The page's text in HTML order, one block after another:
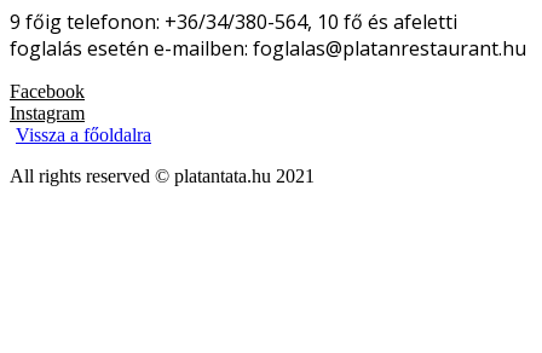
9 főig telefonon: +36/34/380-564, 10 fő és afeletti
foglalás esetén e-mailben: foglalas@platanrestaurant.hu
Facebook
Instagram
Vissza a főoldalra
All rights reserved © platantata.hu 2021